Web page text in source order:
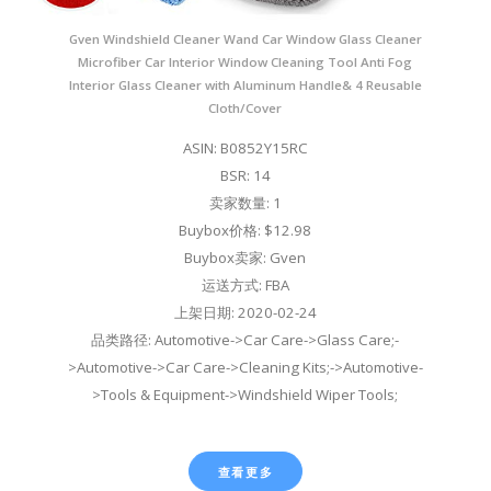
Gven Windshield Cleaner Wand Car Window Glass Cleaner
Microfiber Car Interior Window Cleaning Tool Anti Fog
Interior Glass Cleaner with Aluminum Handle& 4 Reusable
Cloth/Cover
ASIN: B0852Y15RC
BSR: 14
卖家数量: 1
Buybox价格: $12.98
Buybox卖家: Gven
运送方式: FBA
上架日期: 2020-02-24
品类路径: Automotive->Car Care->Glass Care;-
>Automotive->Car Care->Cleaning Kits;->Automotive-
>Tools & Equipment->Windshield Wiper Tools;
查看更多